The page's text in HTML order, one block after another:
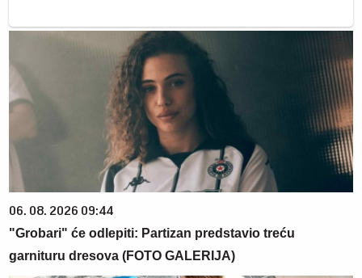
06. 08. 2026 09:44
"Grobari" će odlepiti: Partizan predstavio treću
garnituru dresova (FOTO GALERIJA)